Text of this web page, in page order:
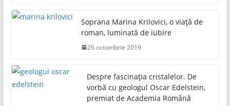
Soprana Marina Krilovici, o viață de
roman, luminată de iubire
26 octombrie 2019
Despre fascinația cristalelor. De
vorbă cu geologul Oscar Edelstein,
premiat de Academia Română